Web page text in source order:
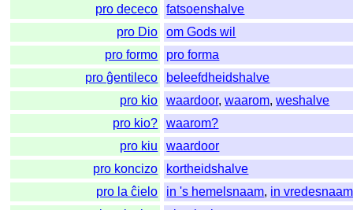
pro dececo
fatsoenshalve
pro Dio
om Gods wil
pro formo
pro forma
pro ĝentileco
beleefdheidshalve
pro kio
waardoor,waarom,weshalve
pro kio?
waarom?
pro kiu
waardoor
pro koncizo
kortheidshalve
pro la ĉielo
in 's hemelsnaam, in vredesnaam